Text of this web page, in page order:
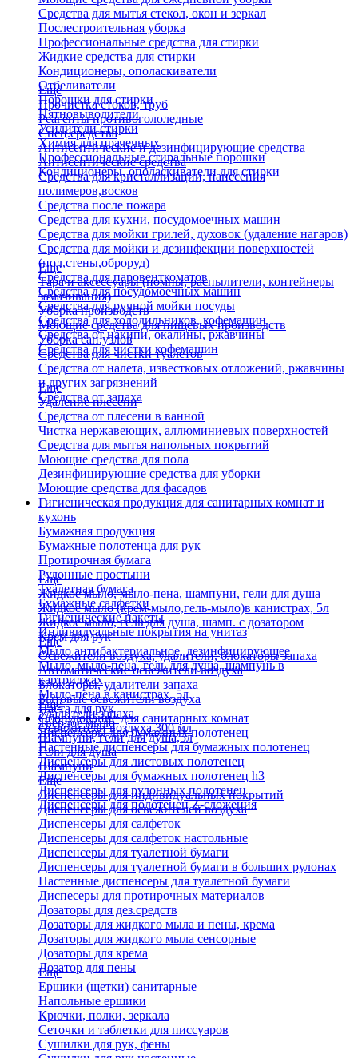
Средства для мытья стекол, окон и зеркал
Послестроительная уборка
Профессиональные средства для стирки
Жидкие средства для стирки
Кондиционеры, ополаскиватели
Отбеливатели
Порошки для стирки
Пятновыводители
Усилители стирки
Химия для прачечных
Профессиональные стиральные порошки
Кондиционеры, ополаскиватели для стирки
Еще
Прочистка стоков, труб
Реагенты противогололедные
Спец.средства
Антисептические и дезинфицирующие средства
Антисептические средства
Средства для кристаллизации, нанесения
полимеров,восков
Средства после пожара
Средства для кухни, посудомоечных машин
Средства для мойки грилей, духовок (удаление нагаров)
Средства для мойки и дезинфекции поверхностей
(пол,стены,оброруд)
Средства для паровенткоматов
Средства для посудомоечных машин
Средства для ручной мойки посуды
Средства для холодильников, кофемашин
Средства от накипи, окалины, ржавчины
Средства для чистки кофемашин
Еще
Тара и аксессуары (помпы, распылители, контейнеры
замачивания)
Уборка производств
Моющие средства для пищевых производств
Уборка сан.узлов
Средства для чистки туалетов
Средства от налета, известковых отложений, ржавчины
и других загрязнений
Средства от запаха
Еще
Удаление плесени
Средства от плесени в ванной
Чистка нержавеющих, аллюминиевых поверхностей
Средства для мытья напольных покрытий
Моющие средства для пола
Дезинфицирующие средства для уборки
Моющие средства для фасадов
Гигиеническая продукция для санитарных комнат и
кухонь
Бумажная продукция
Бумажные полотенца для рук
Протирочная бумага
Рулонные простыни
Туалетная бумага
Бумажные салфетки
Гигиенические пакеты
Индивидуальные покрытия на унитаз
Еще
Жидкое мыло, мыло-пена, шампуни, гели для душа
Жидкое мыло (крем-мыло,гель-мыло)в канистрах, 5л
Жидкое мыло, гель для душа, шамп. с дозатором
Крем для рук
Мыло антибактериальное, дезинфицирующее
Мыло, мыло-пена, гель для душа, шампунь в
картриджах
Мыло-пена в канистрах, 5л
Паста для рук
Твердое мыло
Шампуни, гели для душа,5л
Гели для душа
Шампуни
Еще
Освежители воздуха, удалители, блокаторы запаха
Автоматические освежители воздуха
Блокаторы, удалители запаха
Бытовые освежители воздуха
Удалители запаха
Освежители воздуха 300 мл
Еще
Оборудование для санитарных комнат
Диспенсеры для бумажных полотенец
Настенные диспенсеры для бумажных полотенец
Диспенсеры для листовых полотенец
Диспенсеры для бумажных полотенец h3
Диспенсеры для рулонных полотенец
Диспенсеры для полотенец Z-сложения
Еще
Диспенсеры для индивидуальных покрытий
Диспенсеры для освежителей воздуха
Диспенсеры для салфеток
Диспенсеры для салфеток настольные
Диспенсеры для туалетной бумаги
Диспенсеры для туалетной бумаги в больших рулонах
Настенные диспенсеры для туалетной бумаги
Диспесеры для протирочных материалов
Дозаторы для дез.средств
Дозаторы для жидкого мыла и пены, крема
Дозаторы для жидкого мыла сенсорные
Дозаторы для крема
Дозатор для пены
Еще
Ершики (щетки) санитарные
Напольные ершики
Крючки, полки, зеркала
Сеточки и таблетки для писсуаров
Сушилки для рук, фены